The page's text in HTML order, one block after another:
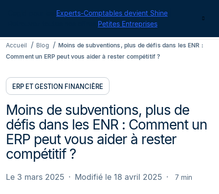
Experts-Comptables devient Shine
Petites Entreprises
Accueil Blog
Moins de subventions, plus de défis dans les ENR :
Comment un ERP peut vous aider à rester compétitif ?
ERP ET GESTION FINANCIÈRE
Moins de subventions, plus de
défis dans les ENR : Comment un
ERP peut vous aider à rester
compétitif ?
Le 3 mars 2025 Modifié le 18 avril 2025 7 min